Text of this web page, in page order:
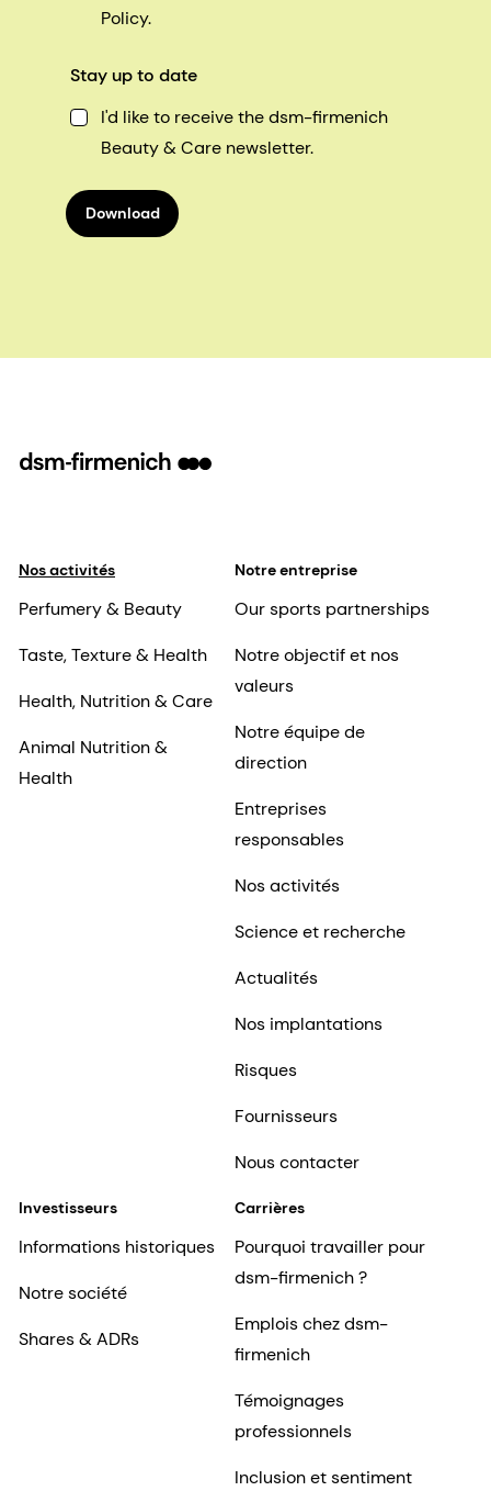
Policy.
Stay up to date
I'd like to receive the dsm-firmenich
Beauty & Care newsletter.
Download
Nos activités
Perfumery & Beauty
Taste, Texture & Health
Health, Nutrition & Care
Animal Nutrition &
Health
Notre entreprise
Our sports partnerships
Notre objectif et nos
valeurs
Notre équipe de
direction
Entreprises
responsables
Nos activités
Science et recherche
Actualités
Nos implantations
Risques
Fournisseurs
Nous contacter
Investisseurs
Informations historiques
Notre société
Shares & ADRs
Carrières
Pourquoi travailler pour
dsm-firmenich ?
Emplois chez dsm-
firmenich
Témoignages
professionnels
Inclusion et sentiment